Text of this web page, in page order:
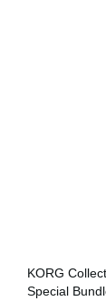
KORG
Special